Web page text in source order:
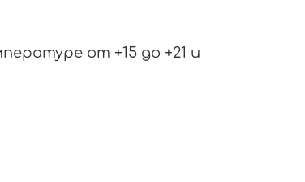
от +15 до +21 и